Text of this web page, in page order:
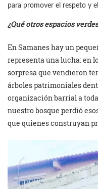
para promover el respeto y
¿Qué otros espacios
En Samanes hay un
representa una lucha: en
sorpresa que vendieron
árboles patrimoniales
organización barrial a
nuestro bosque perdió
que quienes construyan